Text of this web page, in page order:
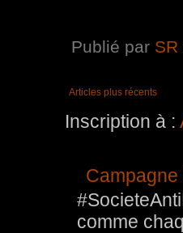
Publié par SR
Articles plus récents
Inscription à :
comme